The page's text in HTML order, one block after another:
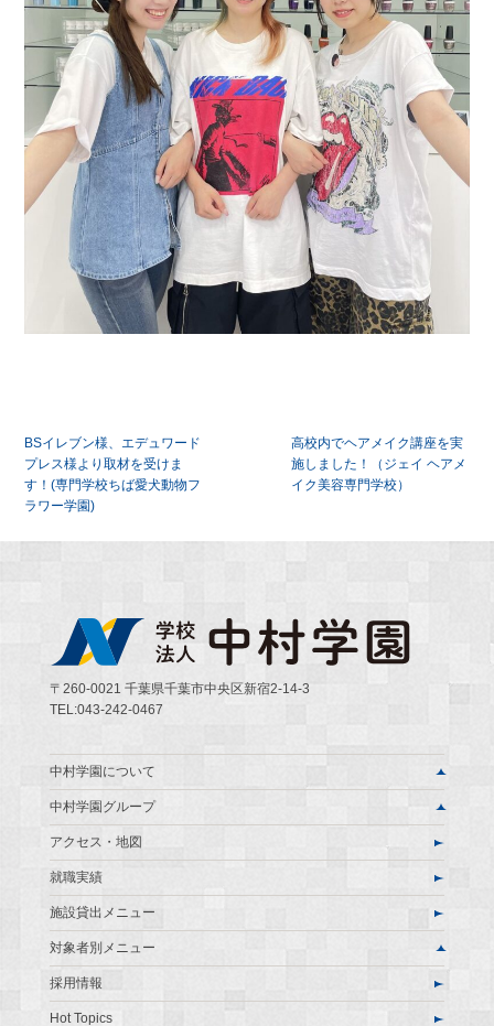
稿
ナ
ビ
シ
ョ
ン
BSイレブン様、エデュワード
プレス様より取材を受けま
す！(専門学校ちば愛犬動物フ
ラワー学園)
高校内でヘアメイク講座を実
施しました！（ジェイ ヘアメ
イク美容専門学校）
〒260-0021 千葉県千葉市中央区新宿2-14-3
TEL:043-242-0467
中村学園について
中村学園グループ
アクセス・地図
就職実績
施設貸出メニュー
対象者別メニュー
採用情報
Hot Topics